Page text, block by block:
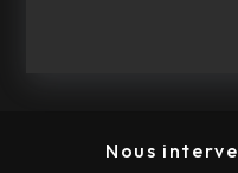
Nous